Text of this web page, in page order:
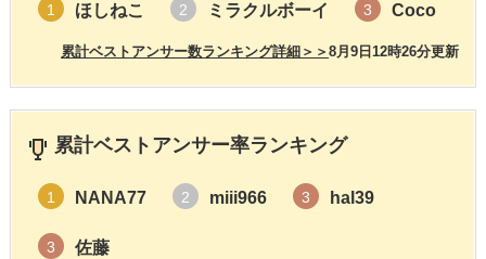
1 ほしねこ 2 ミラクルボーイ 3 Coco
8月9日12時26分更新
累計ベストアンサー数ランキング詳細＞＞
累計ベストアンサー率ランキング
1 NANA77 2 miii966 3 hal39
3 佐藤